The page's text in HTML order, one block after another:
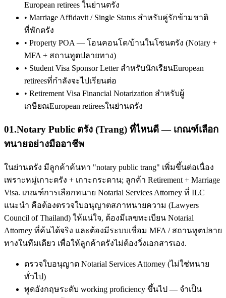
European retirees ในย่านตรัง
• Marriage Affidavit / Single Status สำหรับคู่รักข้ามชาติ
ที่พักตรัง
• Property POA — โอนคอนโด/บ้านในโซนตรัง (Notary +
MFA + สถานทูตปลายทาง)
• Student Visa Sponsor Letter สำหรับนักเรียนEuropean
retireesที่กำลังจะไปเรียนต่อ
• Retirement Visa Financial Notarization สำหรับผู้
เกษียณEuropean retireesในย่านตรัง
01.Notary Public ตรัง (Trang) ที่ไหนดี — เกณฑ์เลือก
ทนายอย่างมืออาชีพ
ในย่านตรัง มีลูกค้าค้นหา "notary public trang" เพิ่มขึ้นต่อเนื่อง
เพราะหมู่เกาะตรัง + เกาะกระดาน; ลูกค้า Retirement + Marriage
Visa. เกณฑ์การเลือกทนาย Notarial Services Attorney ที่ ILC
แนะนำ คือต้องตรวจใบอนุญาตสภาทนายความ (Lawyers
Council of Thailand) ให้แน่ใจ, ต้องมีเลขทะเบียน Notarial
Attorney ที่ค้นได้จริง และต้องมีระบบเชื่อม MFA / สถานทูตปลาย
ทางในทีมเดียว เพื่อให้ลูกค้าตรังไม่ต้องวิ่งเอกสารเอง.
ตรวจใบอนุญาต Notarial Services Attorney (ไม่ใช่ทนาย
ทั่วไป)
พูดอังกฤษระดับ working proficiency ขึ้นไป — จำเป็น